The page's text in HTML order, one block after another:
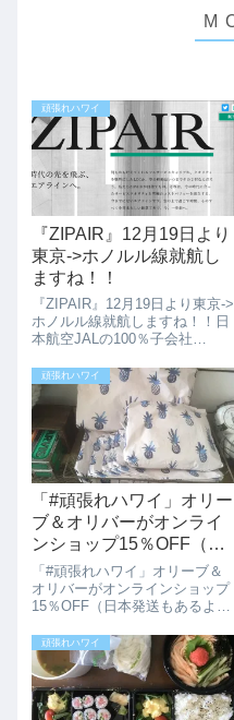
頑張れハワイ
『ZIPAIR』12月19日より
東京->ホノルル線就航し
ますね！！
『ZIPAIR』12月19日より東京->
ホノルル線就航しますね！！日
本航空JALの100％子会社
京（成田）＝ホノルル線就航し
ます。11月20日18時より販売開
始されています。（現時点でホ
ームページからハ...
頑張れハワイ
「#頑張れハワイ」オリー
ブ＆オリバーがオンライ
ンショップ15％OFF（日
本発送もあるよ）
「#頑張れハワイ」オリーブ＆
オリバーがオンラインショップ
15％OFF（日本発送もあるよ）
バーのオンラインショップが１
５％オフセールやってます。日
本への発送も可能のようです。
（フラットレートで35ドル）ク
ーポンコー...
頑張れハワイ